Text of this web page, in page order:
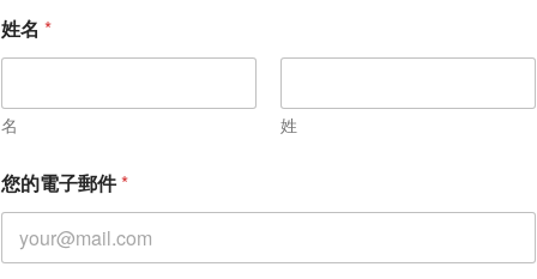
姓名 *
名 姓
您的電子郵件*